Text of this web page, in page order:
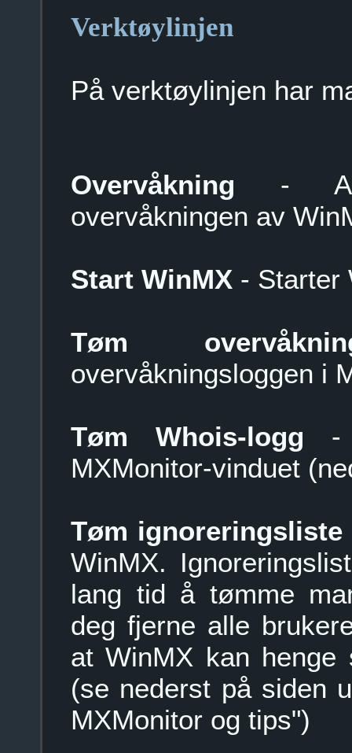
Verktøylinjen
På verktøylinjen har
Overvåkning -
overvåkningen av
Start WinMX - Starter
Tøm
overvåkningsloggen i
Tøm Whois-logg -
MXMonitor-vinduet
Tøm ignoreringsliste
WinMX.
lang tid å tømme
deg fjerne alle
at WinMX kan
(se nederst på siden
MXMonitor og tips")